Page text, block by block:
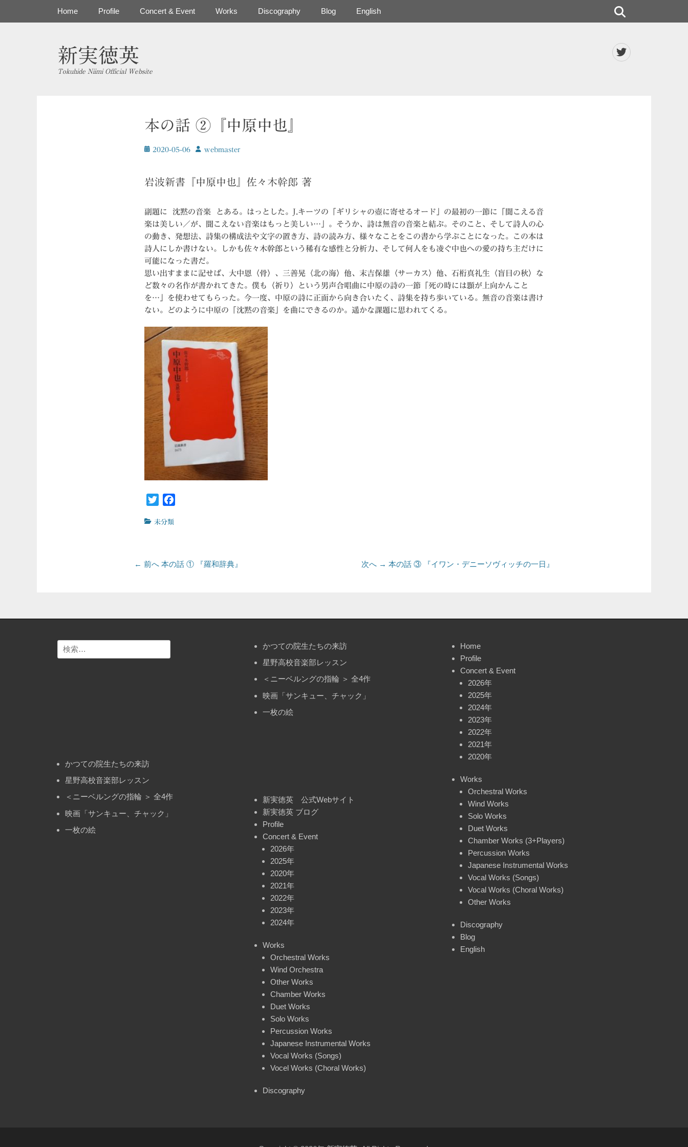
新実徳英
Tokuhide Niimi Official Website
Twitter
メインメニュー
Home Profile Concert & Event Works Discography Blog English
索
本の話 ②『中原中也』
投 2020-05-06
投 ｗebmaster
岩波新書『中原中也』佐々木幹郎 著
副題に 沈黙の音楽 とある。はっとした。J.キーツの「ギリシャの壺に寄せるオード」の最初の一節に「聞こえる音
楽は美しい／が、聞こえない音楽はもっと美しい…」。そうか、詩は無音の音楽と結ぶ。そのこと、そして詩人の心
の動き、発想法、詩集の構成法や文字の置き方、詩の読み方、様々なことをこの書から学ぶことになった。この本は
詩人にしか書けない。しかも佐々木幹郎という稀有な感性と分析力、そして何人をも凌ぐ中也への愛の持ち主だけに
可能になった書だ。
思い出すままに記せば、大中恩〈骨〉、三善晃〈北の海〉他、末吉保雄〈サーカス〉他、石桁真礼生〈盲目の秋〉な
ど数々の名作が書かれてきた。僕も〈祈り〉という男声合唱曲に中原の詩の一節「死の時には顋が上向かんこと
を…」を使わせてもらった。今一度、中原の詩に正面から向き合いたく、詩集を持ち歩いている。無音の音楽は書け
ない。どのように中原の「沈黙の音楽」を曲にできるのか。遥かな課題に思われてくる。
Twitter
カ
ー
未分類
投
ビ
← 前へ 前
本の話 ① 『羅和辞典』 次へ → 次
本の話 ③ 『イワン・デニーソヴィッチの一日』
検
索:
かつての院生たちの来訪
星野高校音楽部レッスン
＜ニーベルングの指輪 ＞ 全4作
映画「サンキュー、チャック」
一枚の絵
かつての院生たちの来訪
星野高校音楽部レッスン
＜ニーベルングの指輪 ＞ 全4作
映画「サンキュー、チャック」
一枚の絵
新実徳英 公式Webサイト
新実徳英 ブログ
Profile
Concert & Event
2026年
2025年
2020年
2021年
2022年
2023年
2024年
Works
Orchestral Works
Wind Orchestra
Other Works
Chamber Works
Duet Works
Solo Works
Percussion Works
Japanese Instrumental Works
Vocal Works (Songs)
Vocel Works (Choral Works)
Discography
Home
Profile
Concert & Event
2026年
2025年
2024年
2023年
2022年
2021年
2020年
Works
Orchestral Works
Wind Works
Solo Works
Duet Works
Chamber Works (3+Players)
Percussion Works
Japanese Instrumental Works
Vocal Works (Songs)
Vocal Works (Choral Works)
Other Works
Discography
Blog
English